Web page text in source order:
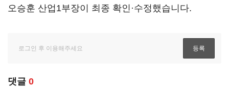
오승훈 산업1부장이 최종 확인·수정했습니다.
댓글 0